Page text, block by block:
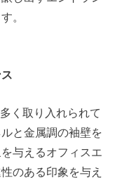
。
く取り入れられて
と金属調の袖壁を
与えるオフィスエ
のある印象を与え